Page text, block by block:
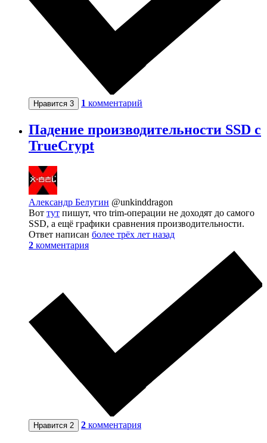
Нравится 3 1 комментарий
Падение производительности SSD с
TrueCrypt
Александр Белугин @unkinddragon
Вот тут пишут, что trim-операции не доходят до самого
SSD, а ещё графики сравнения производительности.
Ответ написан более трёх лет назад
2 комментария
Нравится 2 2 комментария